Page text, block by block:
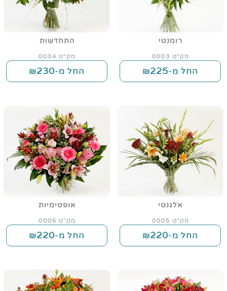
רומנטי
מק"ט 0003
החל מ-₪225
התחדשות
מק"ט 0004
החל מ-₪230
אלגנטי
מק"ט 0005
החל מ-₪220
אופטימיות
מק"ט 0006
החל מ-₪220